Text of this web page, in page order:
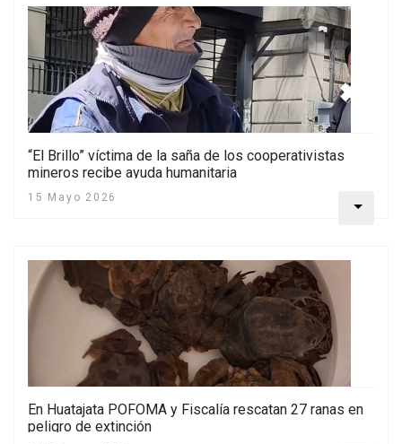
“El Brillo” víctima de la saña de los cooperativistas
mineros recibe ayuda humanitaria
15 Mayo 2026
En Huatajata POFOMA y Fiscalía rescatan 27 ranas en
peligro de extinción